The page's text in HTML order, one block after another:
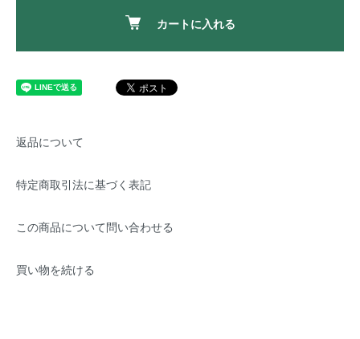
カートに入れる
返品について
特定商取引法に基づく表記
この商品について問い合わせる
買い物を続ける